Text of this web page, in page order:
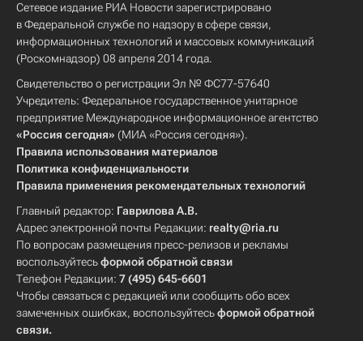
Сетевое издание РИА Новости зарегистрировано
в Федеральной службе по надзору в сфере связи,
информационных технологий и массовых коммуникаций
(Роскомнадзор) 08 апреля 2014 года.
Свидетельство о регистрации Эл № ФС77-57640
Учредитель: Федеральное государственное унитарное
предприятие Международное информационное агентство
«Россия сегодня» (МИА «Россия сегодня»).
Правила использования материалов
Политика конфиденциальности
Правила применения рекомендательных технологий
Главный редактор: Гаврилова А.В.
Адрес электронной почты Редакции: realty@ria.ru
По вопросам размещения пресс-релизов и рекламы
воспользуйтесьформой обратной связи
Телефон Редакции: 7 (495) 645-6601
Чтобы связаться с редакцией или сообщить обо всех
замеченных ошибках, воспользуйтесьформой обратной
связи.